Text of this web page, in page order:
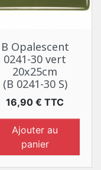
B Opalescent
0241-30 vert
20x25cm
(B 0241-30 S)
Prix
16,90 € TTC
Ajouter au
panier